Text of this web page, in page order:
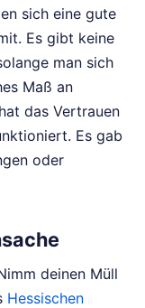
sich eine gute
Es gibt keine
man sich
Maß an
das Vertrauen
Es gab
oder
deinen Müll
Hessischen